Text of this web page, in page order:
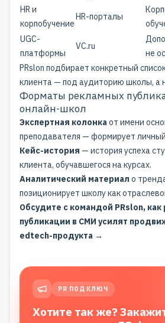
HR и
корпобучение
HR-порталы
UGC-
платформы
VC.ru
не
PRslon подбирает конкретный
клиента — под аудиторию школы, а
Форматы рекламных
онлайн-школ
Экспертная колонка от имени
преподавателя — формирует
Кейс-история — история успеха
клиента, обучавшегося на курсах.
Аналитический материал о
позиционирует школу как
Обсудите с командой PRslon,
публикации в СМИ усилят
edtech-продукта →
PR ПОД КЛЮЧ
Хотите так же?